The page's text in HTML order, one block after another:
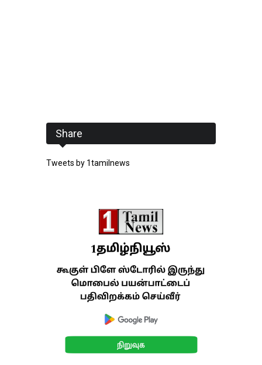
Share
Tweets by 1tamilnews